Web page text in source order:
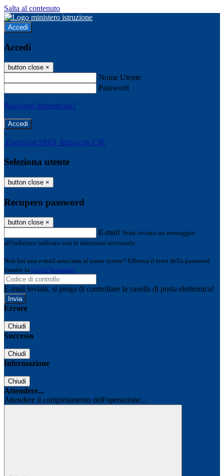
Salta al contenuto
Accedi
Accedi
button close ×
Nome Utente
Password
Password dimenticata?
-
Entra con SPID Entra con CIE
Seleziona utente
button close ×
Recupero password
button close ×
E-mail Verrà inviato un messaggio
all'indirizzo indicato con le istruzioni necessarie.
Non hai una e-mail associata al nome utente? Effettua il reset della password
tramite la Login Spaggiari
E-mail inviata, si prega di controllare la casella di posta elettronica!
Errore
Chiudi
Successo
Chiudi
Informazione
Chiudi
Attendere...
Attendere il completamento dell'operazione...